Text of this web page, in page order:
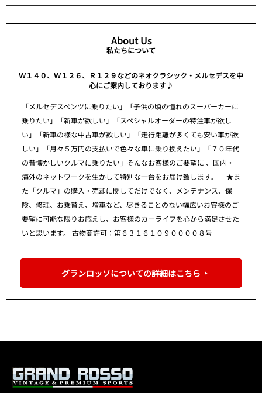
About Us
私たちについて
Ｗ１４０、Ｗ１２６、Ｒ１２９などのネオクラシック・メルセデスを中
心にご案内しております♪
「メルセデスベンツに乗りたい」「子供の頃の憧れのスーパーカーに
乗りたい」「新車が欲しい」「スペシャルオーダーの特注車が欲し
い」「新車の様な中古車が欲しい」「走行距離が多くても安い車が欲
しい」「月々５万円の支払いで色々な車に乗り換えたい」「７０年代
の昔懐かしいクルマに乗りたい」そんなお客様のご要望に 、国内・
海外のネットワークを生かして特別な一台をお届け致します。 ★ま
た「クルマ」の購入・売却に関してだけでなく、メンテナンス、保
険、修理、お乗替え、増車など、尽きることのない幅広いお客様のご
要望に可能な限りお応えし、お客様のカーライフを心から満足させた
いと思います。 古物商許可：第６３１６１０９００００８号
グランロッソについての詳細はこちら